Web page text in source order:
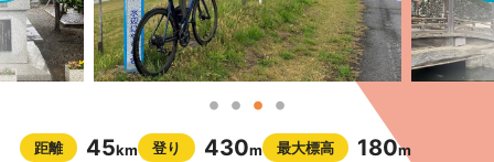
距離 45km 登り 430m 最大標高 180m